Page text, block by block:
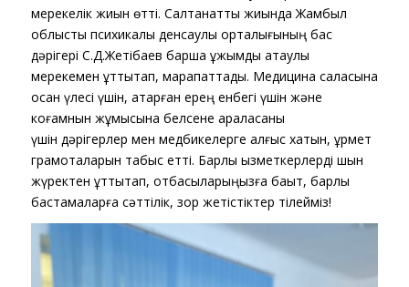
мерекелік жиын өтті. Салтанатты жиында Жамбыл
облыстық психикалық денсаулық орталығының бас
дәрігері С.Д.Жетібаев барша ұжымды атаулы
мерекемен құттықтап, марапаттады. Медицина саласына
қосқан үлесі үшін, атқарған ерең енбегі үшін және
коғамнын жұмысына белсене араласқаны
үшін дәрігерлер мен медбикелерге алғыс хатын, құрмет
грамоталарын табыс етті. Барлық қызметкерлерді шын
жүректен құттықтап, отбасыларыңызға бақыт, барлық
бастамаларға сәттілік, зор жетістіктер тілейміз!